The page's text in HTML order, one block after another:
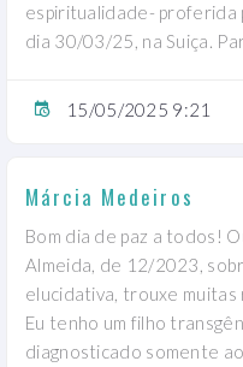
espiritualidade- proferida
dia 30/03/25, na Suiça.
15/05/2025 9:21
Márcia Medeiros
Bom dia de paz a todos!
Almeida, de 12/2023,
elucidativa, trouxe muitas
Eu tenho um filho
diagnosticado somente